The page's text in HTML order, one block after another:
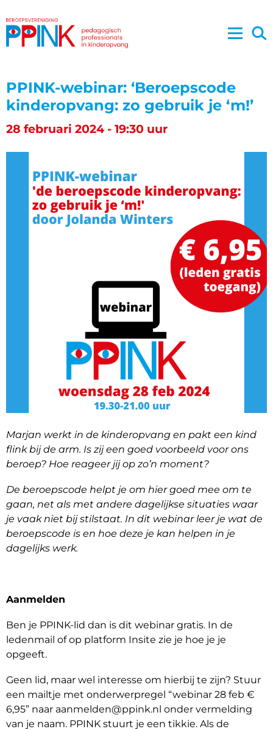
PPINK-webinar: ‘Beroepscode
kinderopvang: zo gebruik je ‘m!’
28 februari 2024 - 19:30 uur
Marjan werkt in de kinderopvang en pakt een kind
flink bij de arm. Is zij een goed voorbeeld voor ons
beroep? Hoe reageer jij op zo’n moment?
De beroepscode helpt je om hier goed mee om te
gaan, net als met andere dagelijkse situaties waar
je vaak niet bijstilstaat. In dit webinar leer je wat de
beroepscode is en hoe deze je kan helpen in je
dagelijks werk.
Aanmelden
Ben je PPINK-lid dan is dit webinar gratis. In de
ledenmail of op platform Insite zie je hoe je je
opgeeft.
Geen lid, maar wel interesse om hierbij te zijn? Stuur
een mailtje met onderwerpregel “webinar 28 feb €
6,95” naar aanmelden@ppink.nl onder vermelding
van je naam. PPINK stuurt je een tikkie. Als de